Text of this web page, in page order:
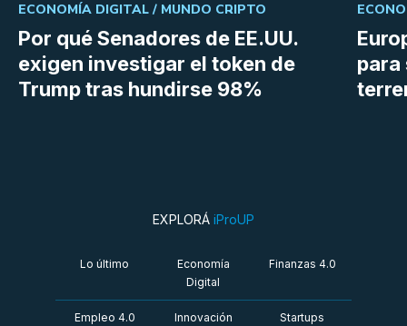
Por qué Senadores de EE.UU.
exigen investigar el token de
Trump tras hundirse 98%
ECONOMÍA DIGITAL / MUNDO CRIPTO
para
EXPLORÁ iProUP
Lo último
Economía
Digital
Finanzas 4.0
Empleo 4.0 Innovación Startups